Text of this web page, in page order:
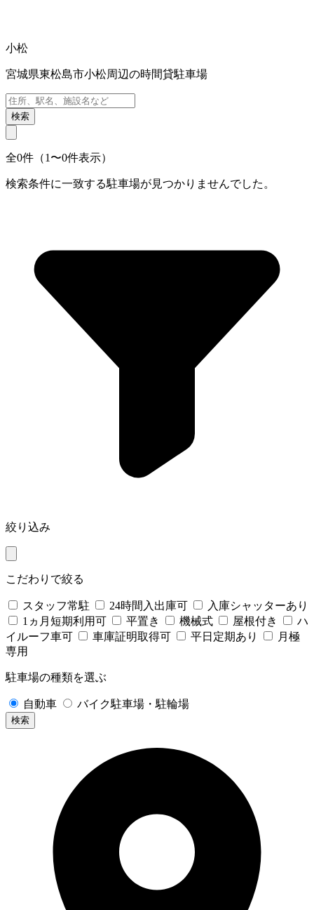
小松
宮城県東松島市小松周辺の時間貸駐車場
検索
全0件（1〜0件表示）
検索条件に一致する駐車場が見つかりませんでした。
絞り込み
こだわりで絞る
スタッフ常駐 24時間入出庫可
入庫シャッターあり
1ヵ月短期利用可
平置き 機械式 屋根付き
ハ
イルーフ車可
車庫証明取得可 平日定期あり
月極
専用
駐車場の種類を選ぶ
自動車 バイク駐車場・駐輪場
検索